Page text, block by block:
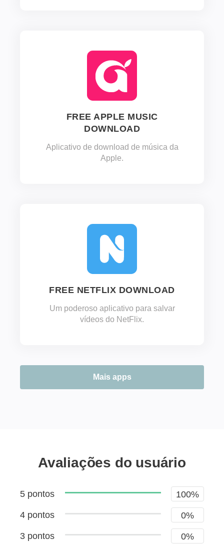
FREE APPLE MUSIC
DOWNLOAD
Aplicativo de download de música da
Apple.
FREE NETFLIX DOWNLOAD
Um poderoso aplicativo para salvar
vídeos do NetFlix.
Mais apps
Avaliações do usuário
5 pontos 100%
4 pontos 0%
3 pontos 0%